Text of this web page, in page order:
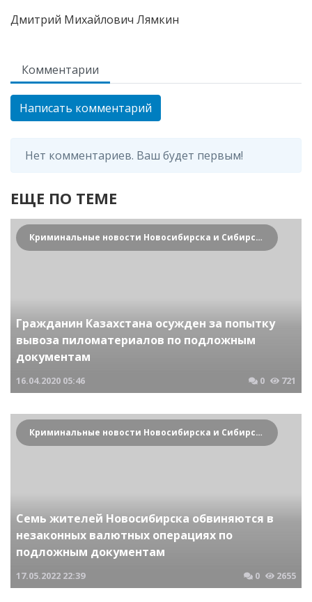
Дмитрий Михайлович Лямкин
Комментарии
Написать комментарий
Нет комментариев. Ваш будет первым!
ЕЩЕ ПО ТЕМЕ
Криминальные новости Новосибирска и Сибирского региона
Гражданин Казахстана осужден за попытку
вывоза пиломатериалов по подложным
документам
16.04.2020 05:46 0 721
Криминальные новости Новосибирска и Сибирского региона
Семь жителей Новосибирска обвиняются в
незаконных валютных операциях по
подложным документам
17.05.2022 22:39 0 2655